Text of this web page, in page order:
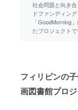
社会問題と向き
ドファンディング
「GoodMorning
たプロジェクトで
フィリピンの
画図書館プロ